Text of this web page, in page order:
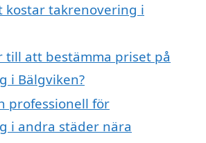
kostar takrenovering i
till att bestämma priset på
i Bälgviken?
professionell för
i andra städer nära